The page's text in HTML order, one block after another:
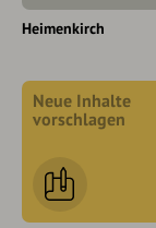
Heimenkirch
Neue Inhalte
vorschlagen